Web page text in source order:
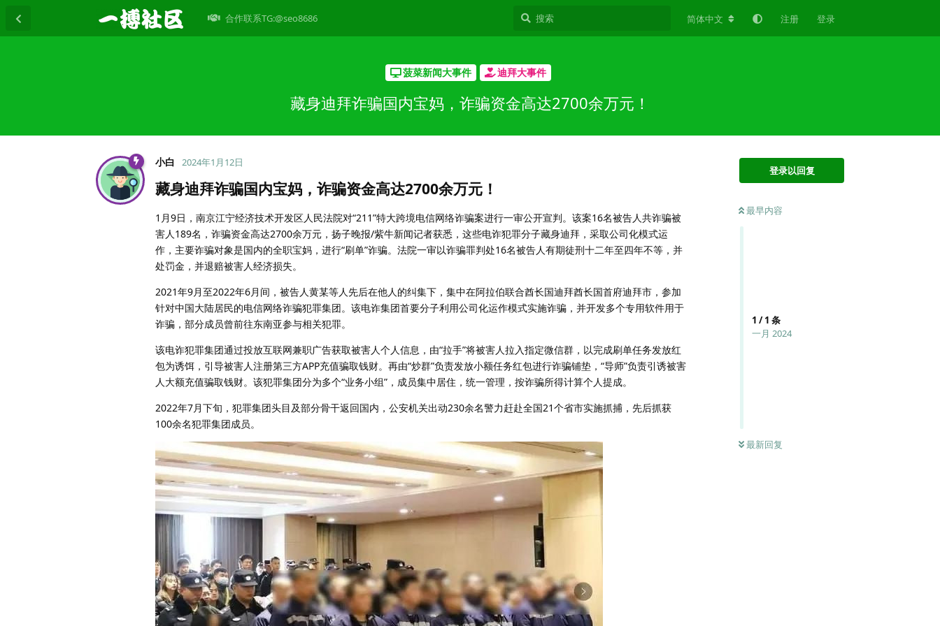
合作联系TG:@seo8686 简体中文 注册 登录
菠菜新闻大事件 迪拜大事件
藏身迪拜诈骗国内宝妈，诈骗资金高达2700余万元！
登录以回复
最早内容
1 /1 条
一月 2024
最新回复
小白 2024年1月12日
藏身迪拜诈骗国内宝妈，诈骗资金高达2700余万元！
1月9日，南京江宁经济技术开发区人民法院对“211”特大跨境电信网络诈骗案进行一审公开宣判。该案16名被告人共诈骗被
害人189名，诈骗资金高达2700余万元，扬子晚报/紫牛新闻记者获悉，这些电诈犯罪分子藏身迪拜，采取公司化模式运
作，主要诈骗对象是国内的全职宝妈，进行“刷单”诈骗。法院一审以诈骗罪判处16名被告人有期徒刑十二年至四年不等，并
处罚金，并退赔被害人经济损失。
2021年9月至2022年6月间，被告人黄某等人先后在他人的纠集下，集中在阿拉伯联合酋长国迪拜酋长国首府迪拜市，参加
针对中国大陆居民的电信网络诈骗犯罪集团。该电诈集团首要分子利用公司化运作模式实施诈骗，并开发多个专用软件用于
诈骗，部分成员曾前往东南亚参与相关犯罪。
该电诈犯罪集团通过投放互联网兼职广告获取被害人个人信息，由“拉手”将被害人拉入指定微信群，以完成刷单任务发放红
包为诱饵，引导被害人注册第三方APP充值骗取钱财。再由“炒群”负责发放小额任务红包进行诈骗铺垫，“导师”负责引诱被害
人大额充值骗取钱财。该犯罪集团分为多个“业务小组”，成员集中居住，统一管理，按诈骗所得计算个人提成。
2022年7月下旬，犯罪集团头目及部分骨干返回国内，公安机关出动230余名警力赶赴全国21个省市实施抓捕，先后抓获
100余名犯罪集团成员。